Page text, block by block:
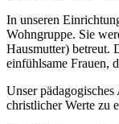
In unseren
Wohngruppe. Sie
Hausmutter) betreut.
einfühlsame Frauen,
Unser
christlicher Werte zu